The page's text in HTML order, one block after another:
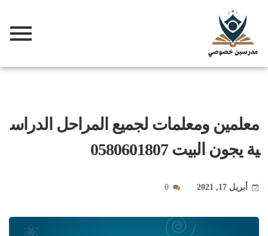
معلمين ومعلمات لجميع المراحل الدراس
ية يجون البيت 0580601807
أبريل 17, 2021